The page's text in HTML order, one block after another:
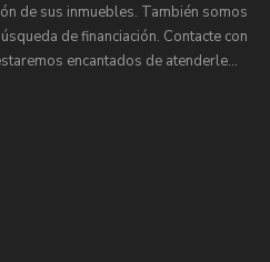
de sus inmuebles. También somos
de financiación. Contacte con
encantados de atenderle…